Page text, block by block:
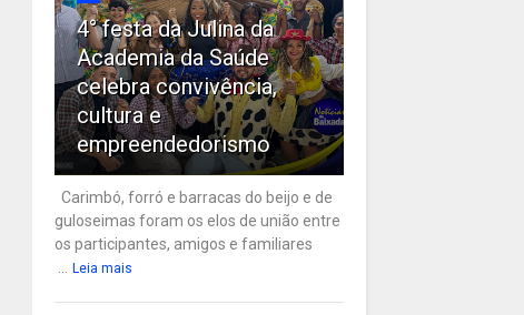
4° festa da Julina da
Academia da Saúde
celebra convivência,
cultura e
empreendedorismo
Carimbó, forró e barracas do beijo e de
guloseimas foram os elos de união entre
os participantes, amigos e familiares
... Leia mais